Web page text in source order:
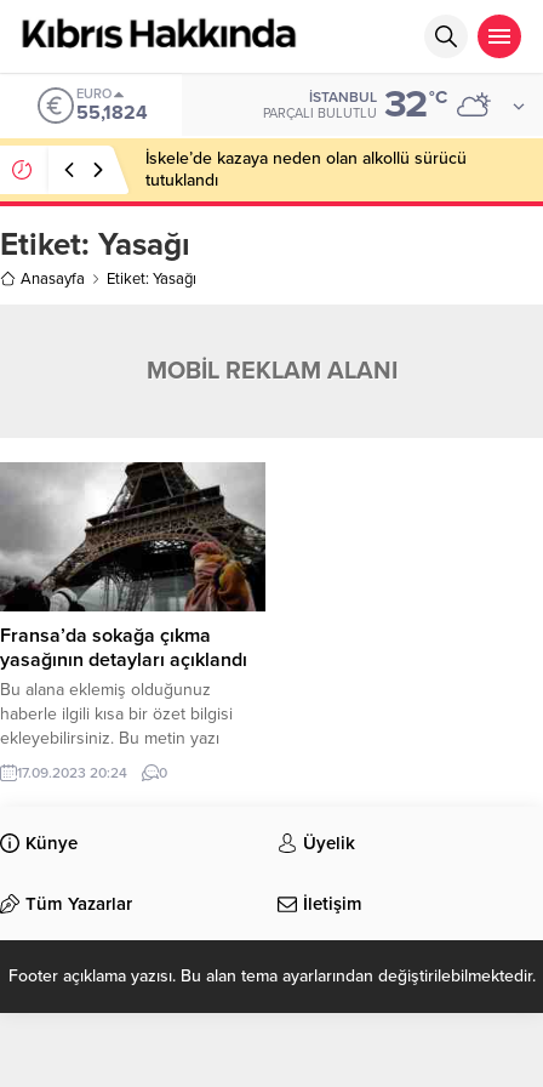
EURO
55,1824
İSTANBUL
PARÇALI BULUTLU 32°C
İskele’de kazaya neden olan alkollü sürücü
tutuklandı
Etiket: Yasağı
Anasayfa Etiket: Yasağı
MOBİL REKLAM ALANI
Fransa’da sokağa çıkma
yasağının detayları açıklandı
Bu alana eklemiş olduğunuz
haberle ilgili kısa bir özet bilgisi
ekleyebilirsiniz. Bu metin yazı
düzenleme sayfasında “Özet”
bölümünden eklenebilir. Özet
olarak bu şekilde gösterilir,
eklenmemişse bu alan boş kalır.
17.09.2023 20:24 0
Künye Üyelik
Tüm Yazarlar İletişim
Footer açıklama yazısı. Bu alan tema ayarlarından değiştirilebilmektedir.